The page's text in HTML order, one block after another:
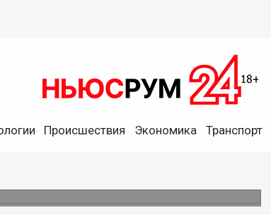
Происшествия Экономика Транспорт
Новгорода в